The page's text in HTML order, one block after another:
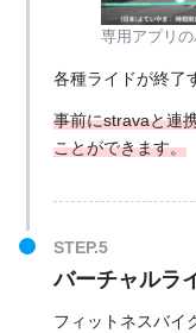
専用アプリ
各種ライドが終了
事前にstravaと連
ことができます。
バーチャルラ
フィットネスバイ